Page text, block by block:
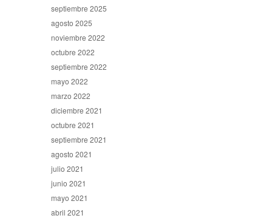
septiembre 2025
agosto 2025
noviembre 2022
octubre 2022
septiembre 2022
mayo 2022
marzo 2022
diciembre 2021
octubre 2021
septiembre 2021
agosto 2021
julio 2021
junio 2021
mayo 2021
abril 2021